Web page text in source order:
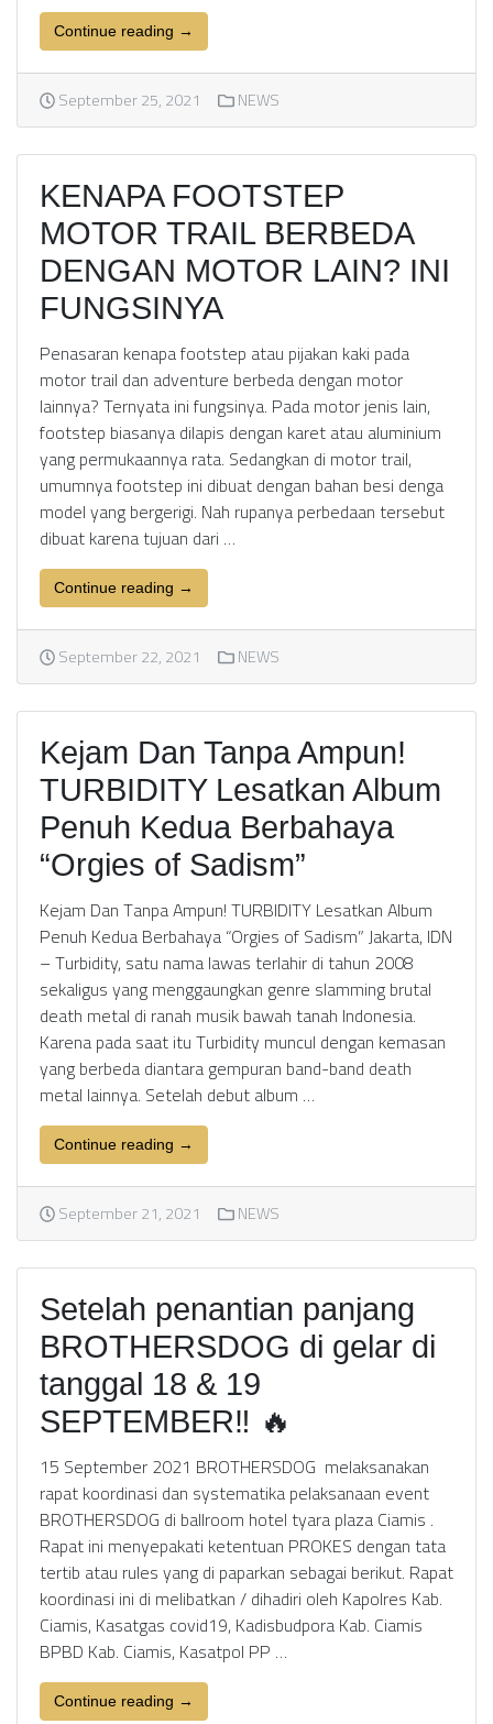
Continue reading →
September 25, 2021 NEWS
KENAPA FOOTSTEP
MOTOR TRAIL BERBEDA
DENGAN MOTOR LAIN? INI
FUNGSINYA
Penasaran kenapa footstep atau pijakan kaki pada
motor trail dan adventure berbeda dengan motor
lainnya? Ternyata ini fungsinya. Pada motor jenis lain,
footstep biasanya dilapis dengan karet atau aluminium
yang permukaannya rata. Sedangkan di motor trail,
umumnya footstep ini dibuat dengan bahan besi denga
model yang bergerigi. Nah rupanya perbedaan tersebut
dibuat karena tujuan dari …
Continue reading →
September 22, 2021 NEWS
Kejam Dan Tanpa Ampun!
TURBIDITY Lesatkan Album
Penuh Kedua Berbahaya
“Orgies of Sadism”
Kejam Dan Tanpa Ampun! TURBIDITY Lesatkan Album
Penuh Kedua Berbahaya “Orgies of Sadism” Jakarta, IDN
– Turbidity, satu nama lawas terlahir di tahun 2008
sekaligus yang menggaungkan genre slamming brutal
death metal di ranah musik bawah tanah Indonesia.
Karena pada saat itu Turbidity muncul dengan kemasan
yang berbeda diantara gempuran band-band death
metal lainnya. Setelah debut album …
Continue reading →
September 21, 2021 NEWS
Setelah penantian panjang
BROTHERSDOG di gelar di
tanggal 18 & 19
SEPTEMBER‼️ 🔥
15 September 2021 BROTHERSDOG melaksanakan
rapat koordinasi dan systematika pelaksanaan event
BROTHERSDOG di ballroom hotel tyara plaza Ciamis .
Rapat ini menyepakati ketentuan PROKES dengan tata
tertib atau rules yang di paparkan sebagai berikut. Rapat
koordinasi ini di melibatkan / dihadiri oleh Kapolres Kab.
Ciamis, Kasatgas covid19, Kadisbudpora Kab. Ciamis
BPBD Kab. Ciamis, Kasatpol PP …
Continue reading →